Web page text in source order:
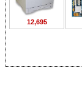
12,695